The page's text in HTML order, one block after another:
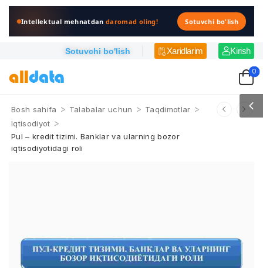
Intellektual mehnatdandaromad oling! Sotuvchi bo'lish
Sotuvchi bo'lish Xaridlarim Kirish
0
Bosh sahifa > Talabalar uchun > Taqdimotlar >
Iqtisodiyot >
Pul – kredit tizimi. Banklar va ularning bozor
iqtisodiyotidagi roli